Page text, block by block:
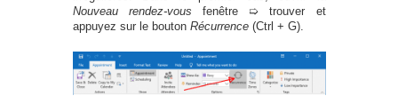
Nouveau rendez-vous fenêtre ➯ trouver et
appuyez sur le bouton Récurrence(Ctrl + G).